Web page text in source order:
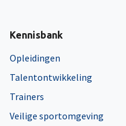
Kennisbank
Opleidingen
Talentontwikkeling
Trainers
Veilige sportomgeving